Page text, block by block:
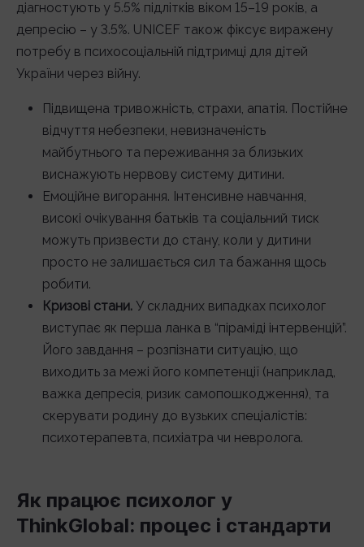
діагностують у 5.5% підлітків віком 15–19 років, а
депресію – у 3.5%. UNICEF також фіксує виражену
потребу в психосоціальній підтримці для дітей
України через війну.
Підвищена тривожність, страхи, апатія. Постійне
відчуття небезпеки, невизначеність
майбутнього та переживання за близьких
виснажують нервову систему дитини.
Емоційне вигорання. Інтенсивне навчання,
високі очікування батьків та соціальний тиск
можуть призвести до стану, коли у дитини
просто не залишається сил та бажання щось
робити.
Кризові стани. У складних випадках психолог
виступає як перша ланка в “піраміді інтервенцій”.
Його завдання – розпізнати ситуацію, що
виходить за межі його компетенції (наприклад,
важка депресія, ризик самопошкодження), та
скерувати родину до вузьких спеціалістів:
психотерапевта, психіатра чи невролога.
Як працює психолог у
ThinkGlobal: процес і стандарти